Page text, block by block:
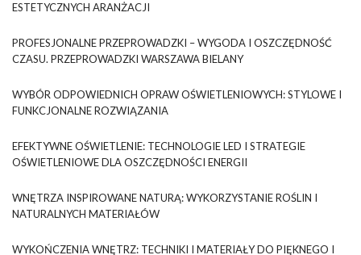
ESTETYCZNYCH ARANŻACJI
PROFESJONALNE PRZEPROWADZKI – WYGODA I OSZCZĘDNOŚĆ
CZASU. PRZEPROWADZKI WARSZAWA BIELANY
WYBÓR ODPOWIEDNICH OPRAW OŚWIETLENIOWYCH: STYLOWE I
FUNKCJONALNE ROZWIĄZANIA
EFEKTYWNE OŚWIETLENIE: TECHNOLOGIE LED I STRATEGIE
OŚWIETLENIOWE DLA OSZCZĘDNOŚCI ENERGII
WNĘTRZA INSPIROWANE NATURĄ: WYKORZYSTANIE ROŚLIN I
NATURALNYCH MATERIAŁÓW
WYKOŃCZENIA WNĘTRZ: TECHNIKI I MATERIAŁY DO PIĘKNEGO I